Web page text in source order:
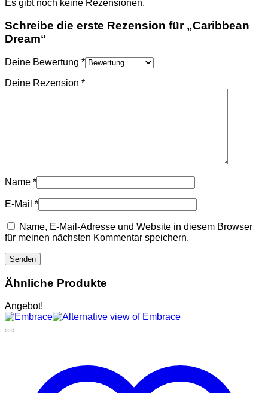
Es gibt noch keine Rezensionen.
Schreibe die erste Rezension für „Caribbean
Dream“
Deine Bewertung *
Deine Rezension *
Name *
E-Mail *
Name, E-Mail-Adresse und Website in diesem Browser
für meinen nächsten Kommentar speichern.
Ähnliche Produkte
Angebot!